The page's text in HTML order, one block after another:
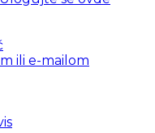
ili e-mailom